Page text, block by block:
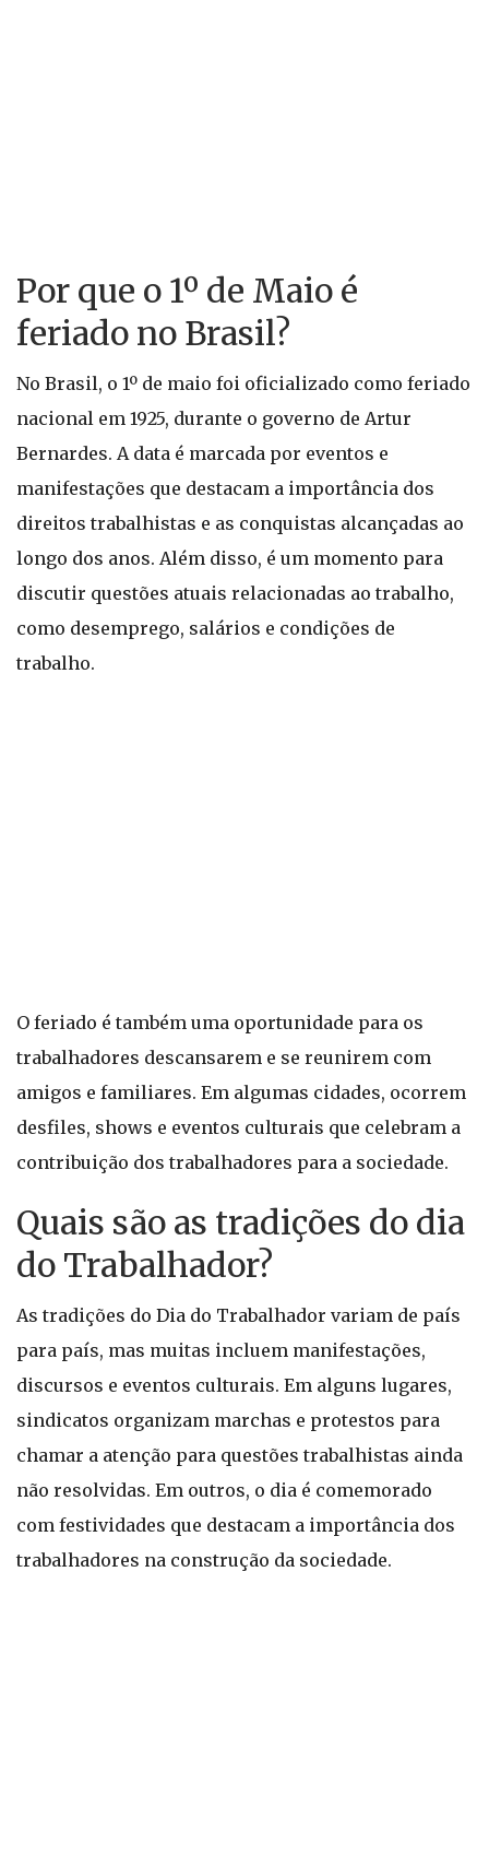
Por que o 1º de Maio é
feriado no Brasil?
No Brasil, o 1º de maio foi oficializado como feriado
nacional em 1925, durante o governo de Artur
Bernardes. A data é marcada por eventos e
manifestações que destacam a importância dos
direitos trabalhistas e as conquistas alcançadas ao
longo dos anos. Além disso, é um momento para
discutir questões atuais relacionadas ao trabalho,
como desemprego, salários e condições de
trabalho.
O feriado é também uma oportunidade para os
trabalhadores descansarem e se reunirem com
amigos e familiares. Em algumas cidades, ocorrem
desfiles, shows e eventos culturais que celebram a
contribuição dos trabalhadores para a sociedade.
Quais são as tradições do dia
do Trabalhador?
As tradições do Dia do Trabalhador variam de país
para país, mas muitas incluem manifestações,
discursos e eventos culturais. Em alguns lugares,
sindicatos organizam marchas e protestos para
chamar a atenção para questões trabalhistas ainda
não resolvidas. Em outros, o dia é comemorado
com festividades que destacam a importância dos
trabalhadores na construção da sociedade.